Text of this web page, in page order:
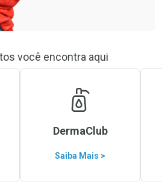
você encontra aqui
DermaClub
Saiba Mais >